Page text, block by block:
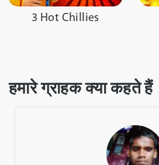
3 Hot Chillies
हमारे ग्राहक क्या कहते हैं